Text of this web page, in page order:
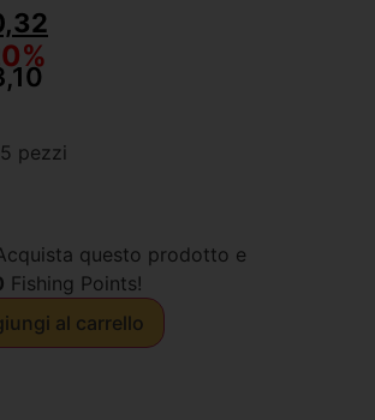
pezzi
questo prodotto e
Fishing Points!
al carrello